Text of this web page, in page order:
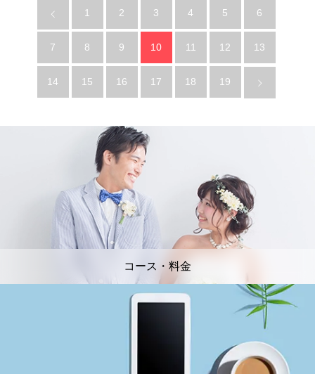
1 2 3 4 5 6
7 8 9 10 11 12 13
14 15 16 17 18 19
コース・料金